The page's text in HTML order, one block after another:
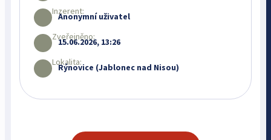
Inzerent:
Anonymní uživatel
Zveřejněno:
15.06.2026, 13:26
Lokalita:
Rýnovice (Jablonec nad Nisou)